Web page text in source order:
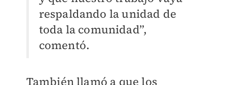
respaldando la unidad de
toda la comunidad”,
comentó.
También llamó a que los